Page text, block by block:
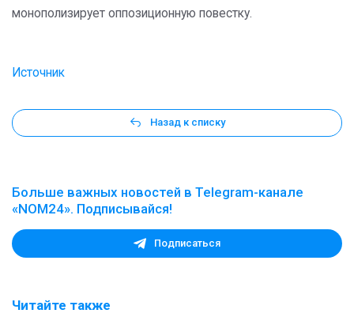
монополизирует оппозиционную повестку.
Источник
Назад к списку
Больше важных новостей в Telegram-канале
«NOM24». Подписывайся!
Подписаться
Читайте также